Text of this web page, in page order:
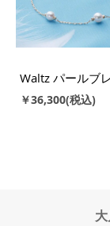
Waltz パールブ
￥36,300